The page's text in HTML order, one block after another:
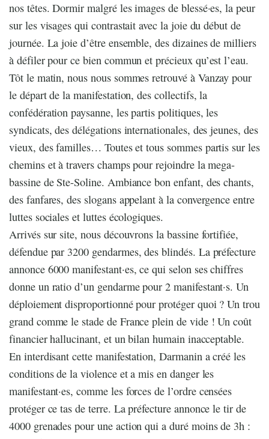
nos têtes. Dormir malgré les images de blessé·es, la peur
sur les visages qui contrastait avec la joie du début de
journée. La joie d’être ensemble, des dizaines de milliers
à défiler pour ce bien commun et précieux qu’est l’eau.
Tôt le matin, nous nous sommes retrouvé à Vanzay pour
le départ de la manifestation, des collectifs, la
confédération paysanne, les partis politiques, les
syndicats, des délégations internationales, des jeunes, des
vieux, des familles… Toutes et tous sommes partis sur les
chemins et à travers champs pour rejoindre la mega-
bassine de Ste-Soline. Ambiance bon enfant, des chants,
des fanfares, des slogans appelant à la convergence entre
luttes sociales et luttes écologiques.
Arrivés sur site, nous découvrons la bassine fortifiée,
défendue par 3200 gendarmes, des blindés. La préfecture
annonce 6000 manifestant·es, ce qui selon ses chiffres
donne un ratio d’un gendarme pour 2 manifestant·s. Un
déploiement disproportionné pour protéger quoi ? Un trou
grand comme le stade de France plein de vide ! Un coût
financier hallucinant, et un bilan humain inacceptable.
En interdisant cette manifestation, Darmanin a créé les
conditions de la violence et a mis en danger les
manifestant·es, comme les forces de l’ordre censées
protéger ce tas de terre. La préfecture annonce le tir de
4000 grenades pour une action qui a duré moins de 3h :